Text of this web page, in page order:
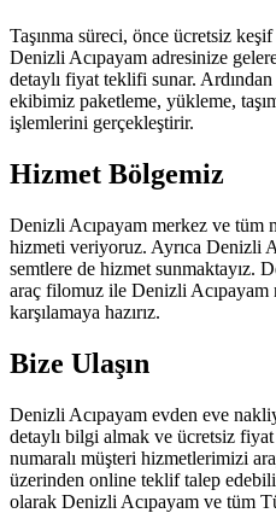
Taşınma süreci, önce ücretsiz
Denizli Acıpayam adresinize
detaylı fiyat teklifi sunar.
ekibimiz paketleme, yükleme,
işlemlerini gerçekleştirir.
Hizmet Bölgemiz
Denizli Acıpayam merkez ve tüm
hizmeti veriyoruz. Ayrıca Denizli
semtlere de hizmet sunmaktayız.
araç filomuz ile Denizli Acıpayam
karşılamaya hazırız.
Bize Ulaşın
Denizli Acıpayam evden eve
detaylı bilgi almak ve ücretsiz
numaralı müşteri hizmetlerimizi
üzerinden online teklif talep
olarak Denizli Acıpayam ve tüm